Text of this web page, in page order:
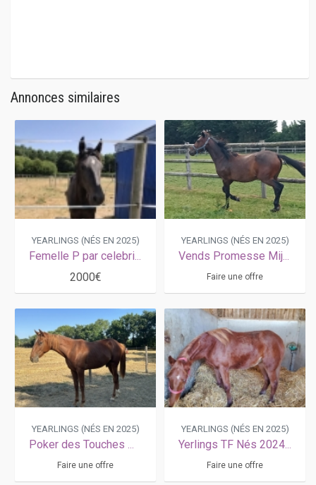
Annonces similaires
YEARLINGS (NÉS EN 2025)
Femelle P par celebrissime
2000€
YEARLINGS (NÉS EN 2025)
Vends Promesse Mijack
Faire une offre
YEARLINGS (NÉS EN 2025)
Poker des Touches Magnificent Rodney × Citadella
Faire une offre
YEARLINGS (NÉS EN 2025)
Yerlings TF Nés 2024-Demande d offres d achats
Faire une offre